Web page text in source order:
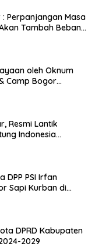
Perpanjangan Masa
Tambah Beban
oleh Oknum
Camp Bogor
Resmi Lantik
Indonesia
DPP PSI Irfan
Sapi Kurban di
DPRD Kabupaten
2029